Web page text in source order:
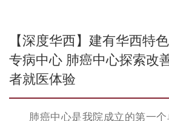
【深度华西】建有华西特
专病中心 肺癌中心探索改
者就医体验
肺癌中心是我院成立的第一